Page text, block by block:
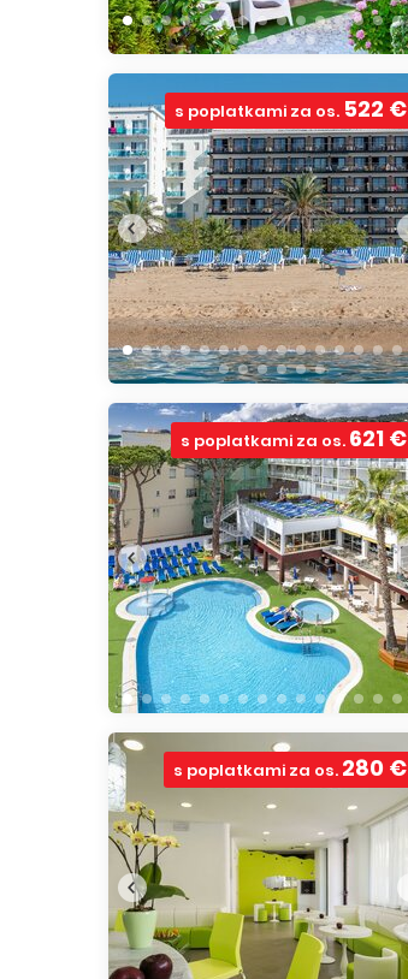
s poplatkami za os. 522 €
s poplatkami za os. 621 €
s poplatkami za os. 280 €